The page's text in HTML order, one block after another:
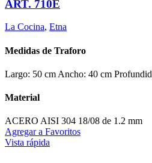
ART. 710E
La Cocina, Etna
Medidas de Traforo
Largo: 50 cm Ancho: 40 cm
Material
ACERO AISI 304 18/08 de 1.2 mm
Agregar a Favoritos
Vista rápida